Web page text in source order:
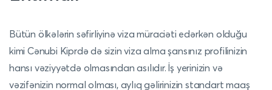
Bütün ölkələrin səfirliyinə viza müraciəti edərkən olduğu
kimi Cənubi Kiprdə də sizin viza alma şansınız profilinizin
hansı vəziyyətdə olmasından asılıdır. İş yerinizin və
vəzifənizin normal olması, aylıq gəlirinizin standart maaş